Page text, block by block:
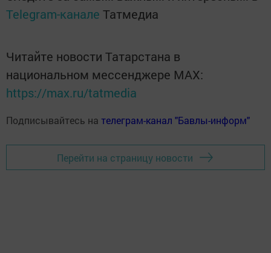
Telegram-канале Татмедиа
Читайте новости Татарстана в
национальном мессенджере MАХ:
https://max.ru/tatmedia
Подписывайтесь на телеграм-канал "Бавлы-информ"
Перейти на страницу новости